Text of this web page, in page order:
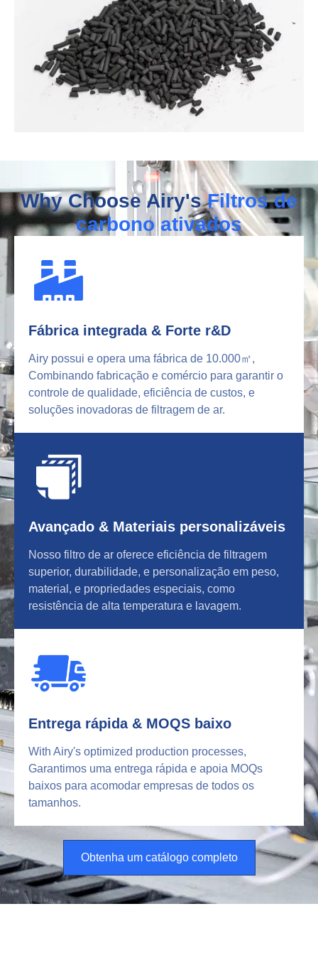
Why Choose Airy's Filtros de
carbono ativados
Fábrica integrada & Forte r&D
Airy possui e opera uma fábrica de 10.000㎡,
Combinando fabricação e comércio para garantir o
controle de qualidade, eficiência de custos, e
soluções inovadoras de filtragem de ar.
Avançado & Materiais personalizáveis
Nosso filtro de ar oferece eficiência de filtragem
superior, durabilidade, e personalização em peso,
material, e propriedades especiais, como
resistência de alta temperatura e lavagem.
Entrega rápida & MOQS baixo
With Airy's optimized production processes,
Garantimos uma entrega rápida e apoia MOQs
baixos para acomodar empresas de todos os
tamanhos.
Obtenha um catálogo completo